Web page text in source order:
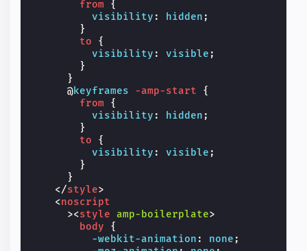
from
{
visibility : hidden ;
}
to
{
visibility : visible ;
}
}
@keyframes -amp-start
{
from
{
visibility : hidden ;
}
to
{
visibility : visible ;
}
}
</style>
<noscript
><style amp-boilerplate>
body
{
-webkit-animation : none ;